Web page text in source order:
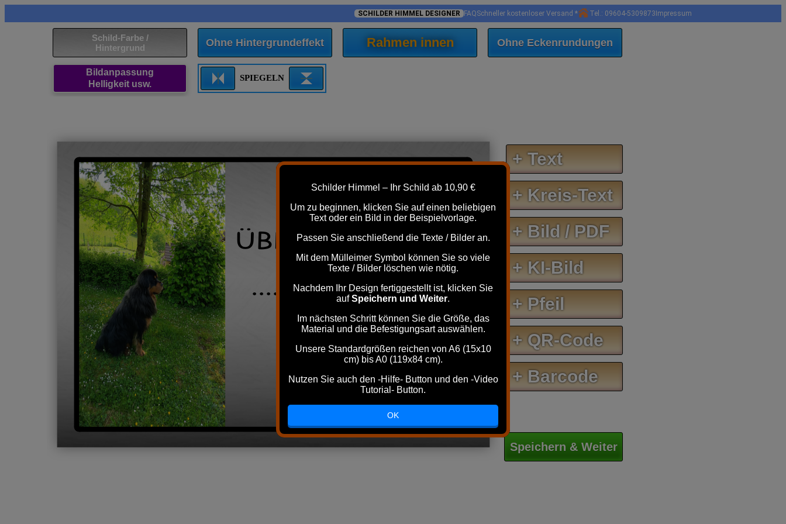
SCHILDER HIMMEL DESIGNER FAQSchneller kostenloser Versand * Tel.: 09604-5309873 Impressum
Schild-Farbe /
Hintergrund
Ohne Hintergrundeffekt Rahmen innen Ohne Eckenrundungen
Bildanpassung
Helligkeit usw.
SPIEGELN
VIDEO
ÜBERWACHUNG
.....Und fürden
toten
Winkel
bin ich da!
+ Text
+ Kreis-Text
+ Bild / PDF
+ KI-Bild
+ Pfeil
+ QR-Code
+ Barcode
Speichern & Weiter
Schilder Himmel – Ihr Schild ab 10,90 €
Um zu beginnen, klicken Sie auf einen beliebigen
Text oder ein Bild in der Beispielvorlage.
Passen Sie anschließend die Texte / Bilder an.
Mit dem Mülleimer Symbol können Sie so viele
Texte / Bilder löschen wie nötig.
Nachdem Ihr Design fertiggestellt ist, klicken Sie
aufSpeichern und Weiter.
Im nächsten Schritt können Sie die Größe, das
Material und die Befestigungsart auswählen.
Unsere Standardgrößen reichen von A6 (15x10
cm) bis A0 (119x84 cm).
Nutzen Sie auch den -Hilfe- Button und den -Video
Tutorial- Button.
OK